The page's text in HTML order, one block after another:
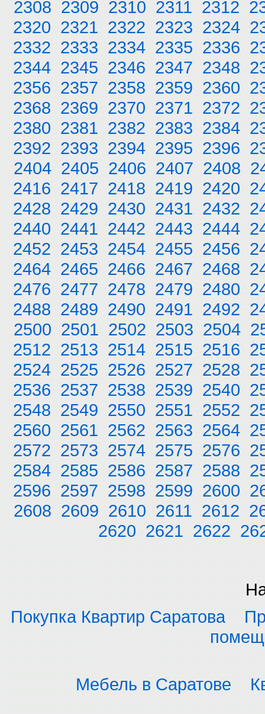
2308 2309 2310 2311 2312
2320 2321 2322 2323 2324
2332 2333 2334 2335 2336
2344 2345 2346 2347 2348
2356 2357 2358 2359 2360
2368 2369 2370 2371 2372
2380 2381 2382 2383 2384
2392 2393 2394 2395 2396
2404 2405 2406 2407 2408
2416 2417 2418 2419 2420
2428 2429 2430 2431 2432
2440 2441 2442 2443 2444
2452 2453 2454 2455 2456
2464 2465 2466 2467 2468
2476 2477 2478 2479 2480
2488 2489 2490 2491 2492
2500 2501 2502 2503 2504
2512 2513 2514 2515 2516
2524 2525 2526 2527 2528
2536 2537 2538 2539 2540
2548 2549 2550 2551 2552
2560 2561 2562 2563 2564
2572 2573 2574 2575 2576
2584 2585 2586 2587 2588
2596 2597 2598 2599 2600
2608 2609 2610 2611 2612
2620 2621 2622
Покупка Квартир Саратова
Мебель в Саратове